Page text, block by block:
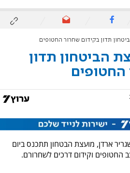
תדון בקידום שחרור החטופים
הביטחון תדון
החטופים
ארדן, מועצת הבטחון תתכנס ביום
החטופים וקידום דרכים לשחרורם.